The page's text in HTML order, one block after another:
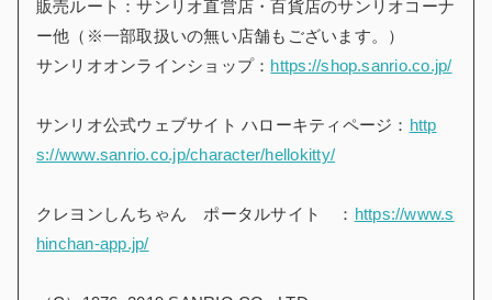
販売ルート：サンリオ直営店・百貨店のサンリオコーナ
ー他（※一部取扱いの無い店舗もございます。）
サンリオオンラインショップ： https://shop.sanrio.co.jp/
サンリオ公式ウェブサイト ハローキティページ： http
s://www.sanrio.co.jp/character/hellokitty/
クレヨンしんちゃん ポータルサイト ： https://www.s
hinchan-app.jp/